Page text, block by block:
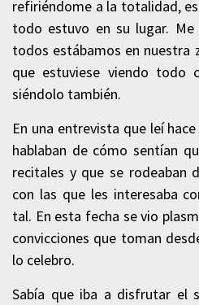
refiriéndome a la totalidad,
todo estuvo en su lugar.
todos estábamos en nuestra
que estuviese viendo todo
siéndolo también.
En una entrevista que leí
hablaban de cómo sentían
recitales y que se rodeaban
con las que les interesaba
tal. En esta fecha se vio
convicciones que toman
lo celebro.
Sabía que iba a disfrutar el